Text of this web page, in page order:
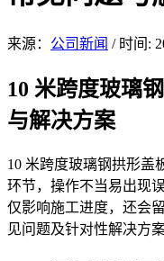
来源： 公司新闻 / 时间:
10 米跨度玻璃
与解决方案
10 米跨度玻璃钢拱形盖
环节，操作不当易出现
仅影响施工进度，还会
见问题及针对性解决方